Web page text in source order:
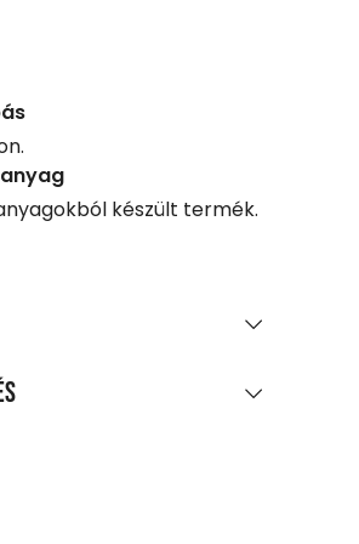
készült termék.